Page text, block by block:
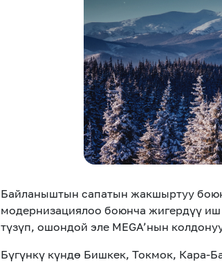
Байланыштын сапатын жакшыртуу
модернизациялоо боюнча жигердүү
түзүп, ошондой эле MEGA’нын
Бүгүнкү күндө Бишкек, Токмок, Кара-